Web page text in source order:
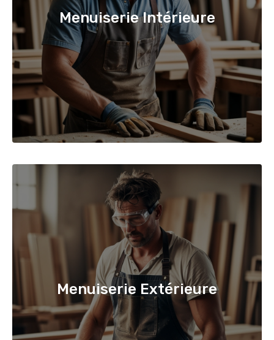
Menuiserie Intérieure
Menuiserie Extérieure